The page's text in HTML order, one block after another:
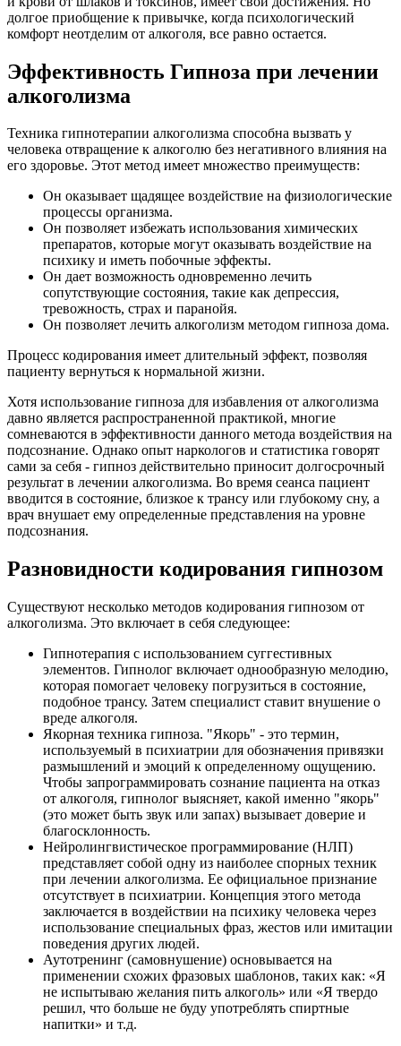
долгое приобщение к привычке, когда психологический
комфорт неотделим от алкоголя, все равно остается.
Эффективность Гипноза при лечении
алкоголизма
Техника гипнотерапии алкоголизма способна вызвать у
человека отвращение к алкоголю без негативного влияния на
его здоровье. Этот метод имеет множество преимуществ:
Он оказывает щадящее воздействие на физиологические
процессы организма.
Он позволяет избежать использования химических
препаратов, которые могут оказывать воздействие на
психику и иметь побочные эффекты.
Он дает возможность одновременно лечить
сопутствующие состояния, такие как депрессия,
тревожность, страх и паранойя.
Он позволяет лечить алкоголизм методом гипноза дома.
Процесс кодирования имеет длительный эффект, позволяя
пациенту вернуться к нормальной жизни.
Хотя использование гипноза для избавления от алкоголизма
давно является распространенной практикой, многие
сомневаются в эффективности данного метода воздействия на
подсознание. Однако опыт наркологов и статистика говорят
сами за себя - гипноз действительно приносит долгосрочный
результат в лечении алкоголизма. Во время сеанса пациент
вводится в состояние, близкое к трансу или глубокому сну, а
врач внушает ему определенные представления на уровне
подсознания.
Разновидности кодирования гипнозом
Существуют несколько методов кодирования гипнозом от
алкоголизма. Это включает в себя следующее:
Гипнотерапия с использованием суггестивных
элементов. Гипнолог включает однообразную мелодию,
которая помогает человеку погрузиться в состояние,
подобное трансу. Затем специалист ставит внушение о
вреде алкоголя.
Якорная техника гипноза. "Якорь" - это термин,
используемый в психиатрии для обозначения привязки
размышлений и эмоций к определенному ощущению.
Чтобы запрограммировать сознание пациента на отказ
от алкоголя, гипнолог выясняет, какой именно "якорь"
(это может быть звук или запах) вызывает доверие и
благосклонность.
Нейролингвистическое программирование (НЛП)
представляет собой одну из наиболее спорных техник
при лечении алкоголизма. Ее официальное признание
отсутствует в психиатрии. Концепция этого метода
заключается в воздействии на психику человека через
использование специальных фраз, жестов или имитации
поведения других людей.
Аутотренинг (самовнушение) основывается на
применении схожих фразовых шаблонов, таких как: «Я
не испытываю желания пить алкоголь» или «Я твердо
решил, что больше не буду употреблять спиртные
напитки» и т.д.